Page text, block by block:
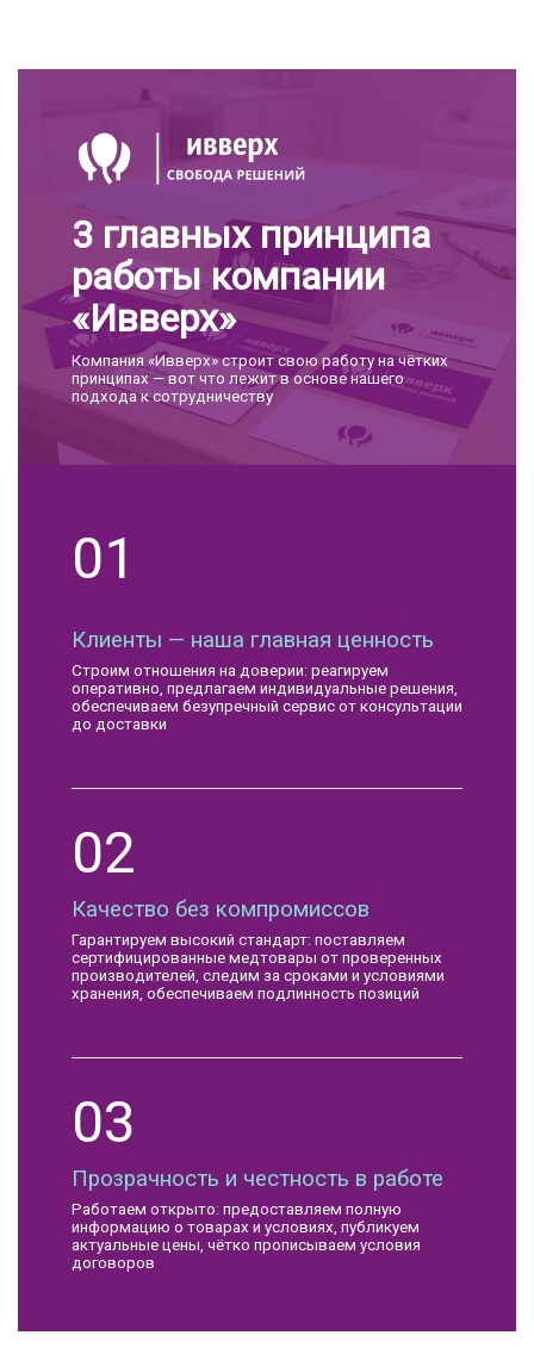
3 главных принципа
работы компании
«Ивверх»
Компания «Ивверх» строит свою работу на чётких
принципах — вот что лежит в основе нашего
подхода к сотрудничеству
01
Клиенты — наша главная ценность
Строим отношения на доверии: реагируем
оперативно, предлагаем индивидуальные решения,
обеспечиваем безупречный сервис от консультации
до доставки
02
Качество без компромиссов
Гарантируем высокий стандарт: поставляем
сертифицированные медтовары от проверенных
производителей, следим за сроками и условиями
хранения, обеспечиваем подлинность позиций
03
Прозрачность и честность в работе
Работаем открыто: предоставляем полную
информацию о товарах и условиях, публикуем
актуальные цены, чётко прописываем условия
договоров